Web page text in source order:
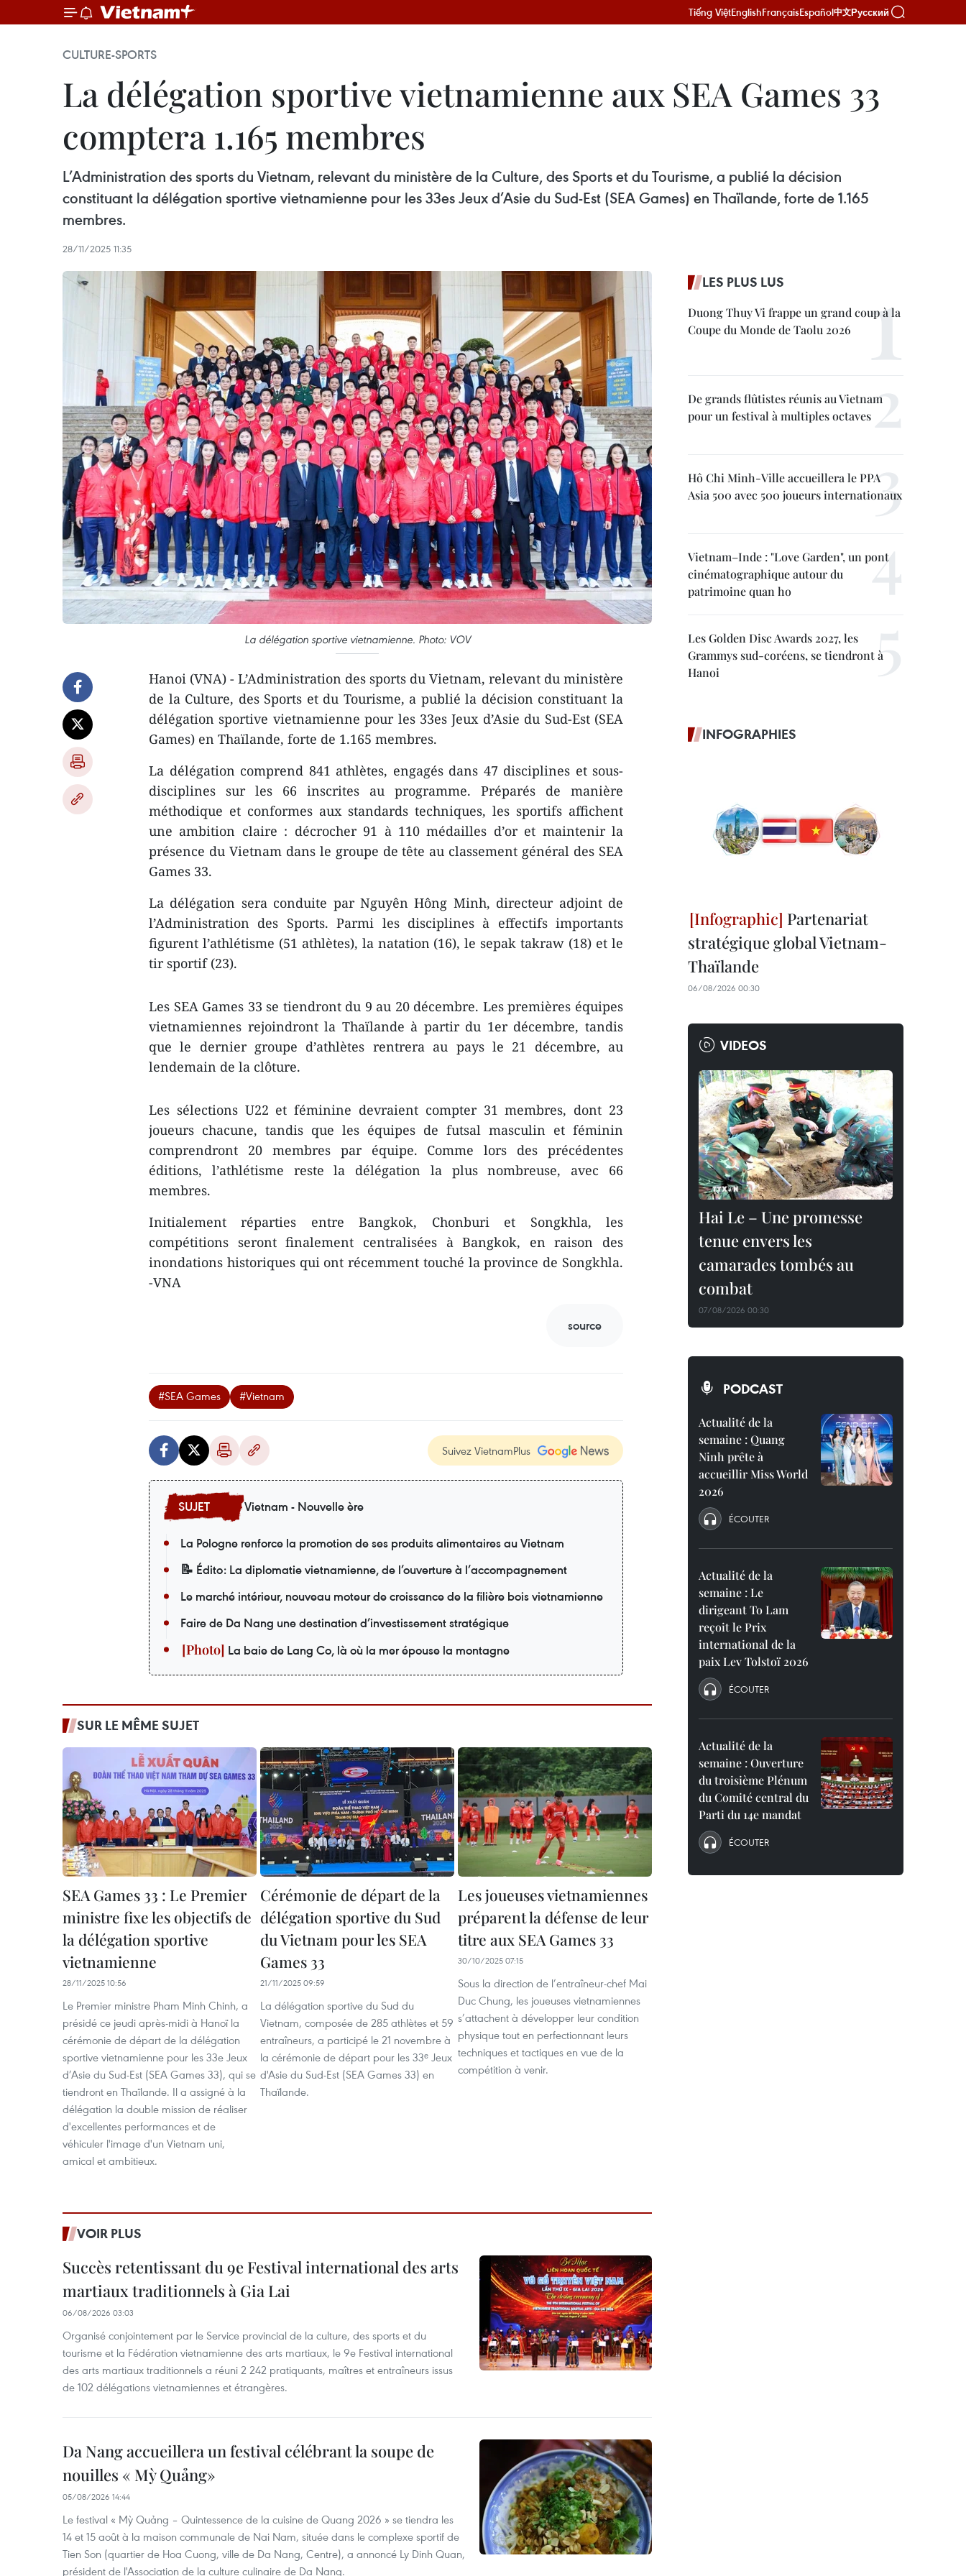
Tiếng ViệtEnglishFrançaisEspañol中文Русский
CULTURE-SPORTS
La délégation sportive vietnamienne aux SEA Games 33
comptera 1.165 membres
L’Administration des sports du Vietnam, relevant du ministère de la Culture, des Sports et du Tourisme, a publié la décision
constituant la délégation sportive vietnamienne pour les 33es Jeux d’Asie du Sud-Est (SEA Games) en Thaïlande, forte de 1.165
membres.
28/11/2025 11:35
La délégation sportive vietnamienne. Photo: VOV
Hanoi (VNA) - L’Administration des sports du Vietnam, relevant du ministère
de la Culture, des Sports et du Tourisme, a publié la décision constituant la
délégation sportive vietnamienne pour les 33es Jeux d’Asie du Sud-Est (SEA
Games) en Thaïlande, forte de 1.165 membres.
La délégation comprend 841 athlètes, engagés dans 47 disciplines et sous-
disciplines sur les 66 inscrites au programme. Préparés de manière
méthodique et conformes aux standards techniques, les sportifs affichent
une ambition claire : décrocher 91 à 110 médailles d’or et maintenir la
présence du Vietnam dans le groupe de tête au classement général des SEA
Games 33.
La délégation sera conduite par Nguyên Hông Minh, directeur adjoint de
l’Administration des Sports. Parmi les disciplines à effectifs importants
figurent l’athlétisme (51 athlètes), la natation (16), le sepak takraw (18) et le
tir sportif (23).
Les SEA Games 33 se tiendront du 9 au 20 décembre. Les premières équipes
vietnamiennes rejoindront la Thaïlande à partir du 1er décembre, tandis
que le dernier groupe d’athlètes rentrera au pays le 21 décembre, au
lendemain de la clôture.
Les sélections U22 et féminine devraient compter 31 membres, dont 23
joueurs chacune, tandis que les équipes de futsal masculin et féminin
comprendront 20 membres par équipe. Comme lors des précédentes
éditions, l’athlétisme reste la délégation la plus nombreuse, avec 66
membres.
Initialement réparties entre Bangkok, Chonburi et Songkhla, les
compétitions seront finalement centralisées à Bangkok, en raison des
inondations historiques qui ont récemment touché la province de Songkhla.
-VNA
source
#SEA Games #Vietnam
Suivez VietnamPlus
Vietnam - Nouvelle ère
La Pologne renforce la promotion de ses produits alimentaires au Vietnam
📝 Édito: La diplomatie vietnamienne, de l’ouverture à l’accompagnement
Le marché intérieur, nouveau moteur de croissance de la filière bois vietnamienne
Faire de Da Nang une destination d’investissement stratégique
La baie de Lang Co, là où la mer épouse la montagne
SUR LE MÊME SUJET
SEA Games 33 : Le Premier
ministre fixe les objectifs de
la délégation sportive
vietnamienne
28/11/2025 10:56
Le Premier ministre Pham Minh Chinh, a
présidé ce jeudi après-midi à Hanoï la
cérémonie de départ de la délégation
sportive vietnamienne pour les 33e Jeux
d’Asie du Sud-Est (SEA Games 33), qui se
tiendront en Thaïlande. Il a assigné à la
délégation la double mission de réaliser
d'excellentes performances et de
véhiculer l'image d'un Vietnam uni,
amical et ambitieux.
Cérémonie de départ de la
délégation sportive du Sud
du Vietnam pour les SEA
Games 33
21/11/2025 09:59
La délégation sportive du Sud du
Vietnam, composée de 285 athlètes et 59
entraîneurs, a participé le 21 novembre à
la cérémonie de départ pour les 33ᵉ Jeux
d'Asie du Sud-Est (SEA Games 33) en
Thaïlande.
Les joueuses vietnamiennes
préparent la défense de leur
titre aux SEA Games 33
30/10/2025 07:15
Sous la direction de l’entraîneur-chef Mai
Duc Chung, les joueuses vietnamiennes
s’attachent à développer leur condition
physique tout en perfectionnant leurs
techniques et tactiques en vue de la
compétition à venir.
VOIR PLUS
Succès retentissant du 9e Festival international des arts
martiaux traditionnels à Gia Lai
06/08/2026 03:03
Organisé conjointement par le Service provincial de la culture, des sports et du
tourisme et la Fédération vietnamienne des arts martiaux, le 9e Festival international
des arts martiaux traditionnels a réuni 2 242 pratiquants, maîtres et entraîneurs issus
de 102 délégations vietnamiennes et étrangères.
Da Nang accueillera un festival célébrant la soupe de
nouilles « Mỳ Quảng»
05/08/2026 14:44
Le festival « Mỳ Quảng – Quintessence de la cuisine de Quang 2026 » se tiendra les
14 et 15 août à la maison communale de Nai Nam, située dans le complexe sportif de
Tien Son (quartier de Hoa Cuong, ville de Da Nang, Centre), a annoncé Ly Dinh Quan,
président de l'Association de la culture culinaire de Da Nang.
LES PLUS LUS
Duong Thuy Vi frappe un grand coup à la
Coupe du Monde de Taolu 2026
De grands flûtistes réunis au Vietnam
pour un festival à multiples octaves
Hô Chi Minh-Ville accueillera le PPA
Asia 500 avec 500 joueurs internationaux
Vietnam–Inde : "Love Garden", un pont
cinématographique autour du
patrimoine quan ho
Les Golden Disc Awards 2027, les
Grammys sud-coréens, se tiendront à
Hanoi
INFOGRAPHIES
Partenariat
stratégique global Vietnam-
Thaïlande
06/08/2026 00:30
VIDEOS
Hai Le – Une promesse
tenue envers les
camarades tombés au
combat
07/08/2026 00:30
PODCAST
Actualité de la
semaine : Quang
Ninh prête à
accueillir Miss World
2026
ÉCOUTER
Actualité de la
semaine : Le
dirigeant To Lam
reçoit le Prix
international de la
paix Lev Tolstoï 2026
ÉCOUTER
Actualité de la
semaine : Ouverture
du troisième Plénum
du Comité central du
Parti du 14e mandat
ÉCOUTER